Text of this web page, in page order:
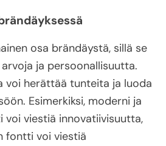
osa brändäystä, sillä se
ja persoonallisuutta.
voi herättää tunteita ja luoda
Esimerkiksi, moderni ja
voi viestiä innovatiivisuutta,
fontti voi viestiä